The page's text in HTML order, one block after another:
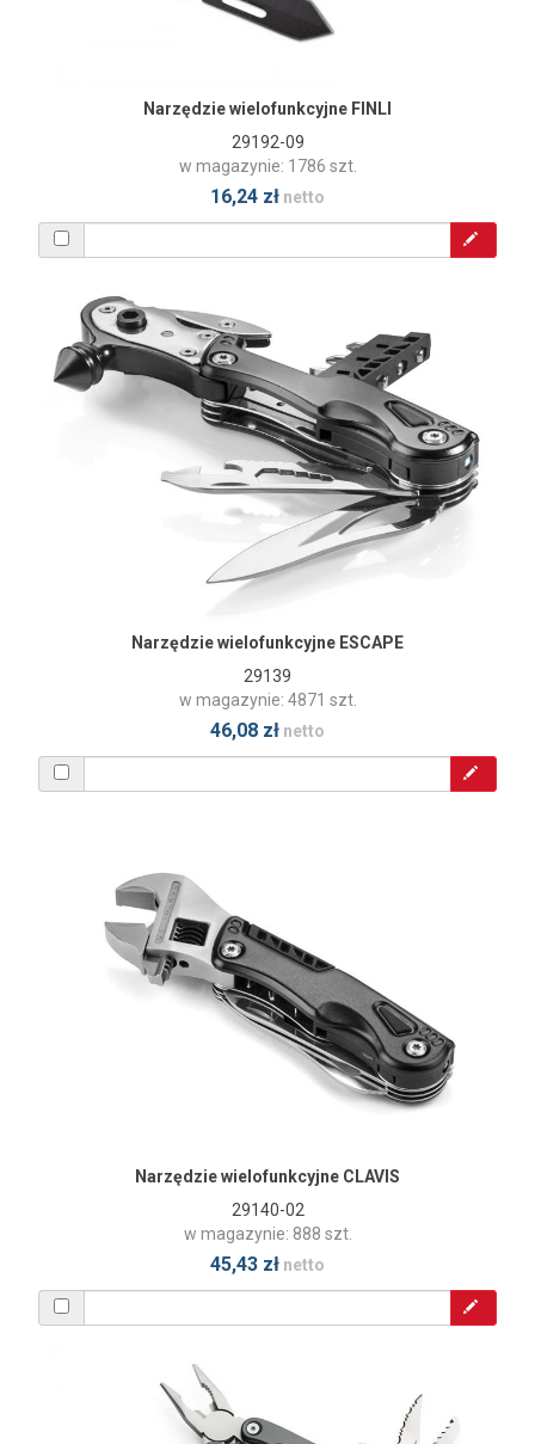
Narzędzie wielofunkcyjne FINLI
29192-09
w magazynie: 1786 szt.
16,24 zł netto
Narzędzie wielofunkcyjne ESCAPE
29139
w magazynie: 4871 szt.
46,08 zł netto
Narzędzie wielofunkcyjne CLAVIS
29140-02
w magazynie: 888 szt.
45,43 zł netto